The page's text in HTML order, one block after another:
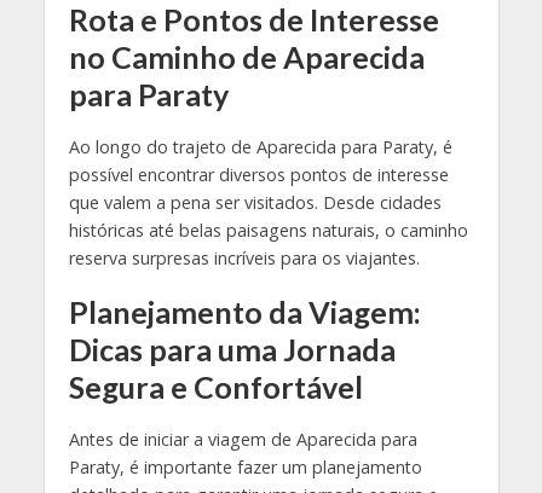
Rota e Pontos de Interesse
no Caminho de Aparecida
para Paraty
Ao longo do trajeto de Aparecida para Paraty, é
possível encontrar diversos pontos de interesse
que valem a pena ser visitados. Desde cidades
históricas até belas paisagens naturais, o caminho
reserva surpresas incríveis para os viajantes.
Planejamento da Viagem:
Dicas para uma Jornada
Segura e Confortável
Antes de iniciar a viagem de Aparecida para
Paraty, é importante fazer um planejamento